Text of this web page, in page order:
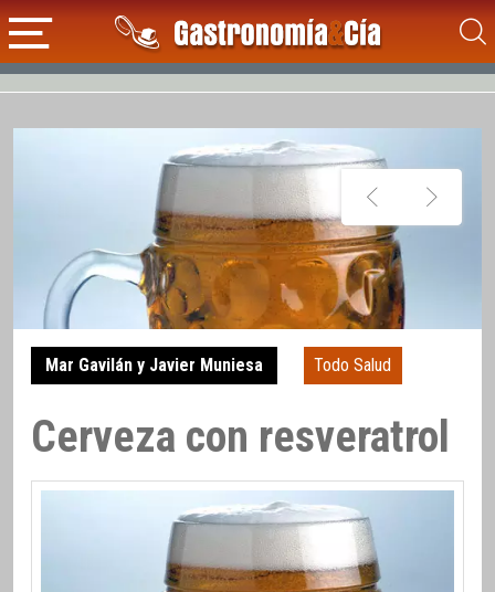
Mar Gavilán y Javier Muniesa Todo Salud
Cerveza con resveratrol